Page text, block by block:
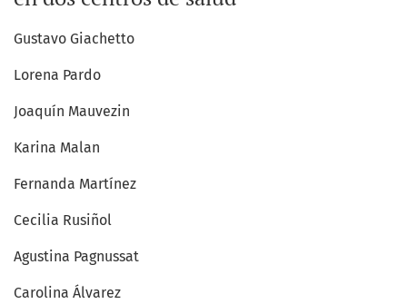
Gustavo Giachetto
Lorena Pardo
Joaquín Mauvezin
Karina Malan
Fernanda Martínez
Cecilia Rusiñol
Agustina Pagnussat
Carolina Álvarez